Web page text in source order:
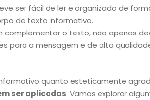
ser fácil de ler e organizado de
de texto informativo.
complementar o texto, não apenas
para a mensagem e de alta
quanto esteticamente
ser aplicadas. Vamos explorar